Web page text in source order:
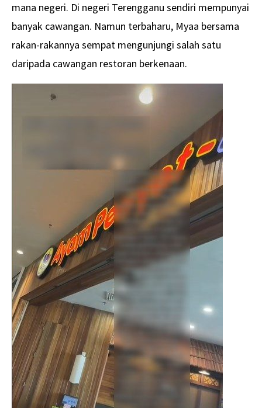
mana negeri. Di negeri Terengganu sendiri mempunyai
banyak cawangan. Namun terbaharu, Myaa bersama
rakan-rakannya sempat mengunjungi salah satu
daripada cawangan restoran berkenaan.